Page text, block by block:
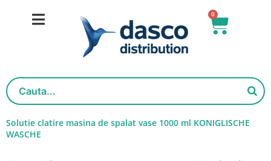
0
Cart
Solutie clatire masina de spalat vase 1000 ml KONIGLISCHE
WASCHE